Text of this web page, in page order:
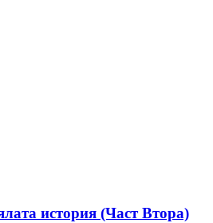
история (Част Втора)